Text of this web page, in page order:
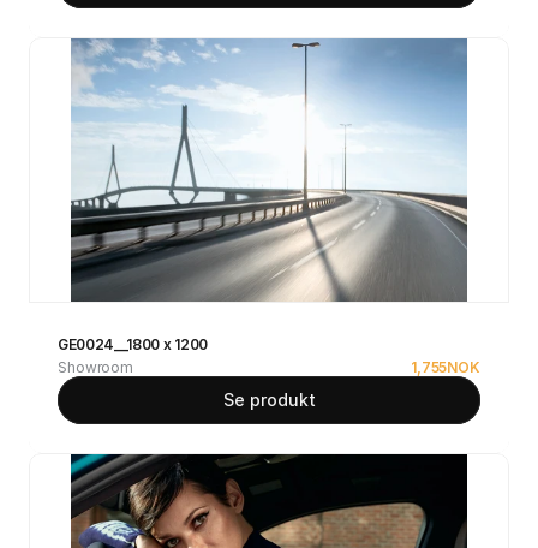
GE0024__1800 x 1200
Showroom
1,755NOK
Se produkt